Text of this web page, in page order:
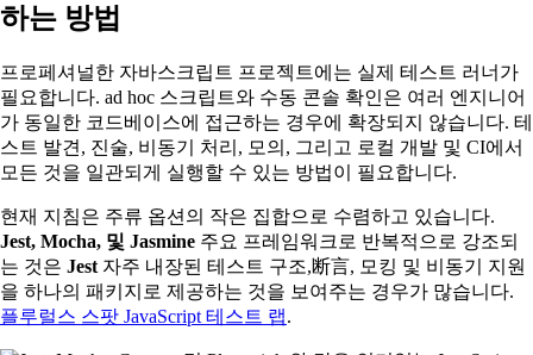
하는 방법
프로페셔널한 자바스크립트 프로젝트에는 실제 테스트 러너가
필요합니다. ad hoc 스크립트와 수동 콘솔 확인은 여러 엔지니어
가 동일한 코드베이스에 접근하는 경우에 확장되지 않습니다. 테
스트 발견, 진술, 비동기 처리, 모의, 그리고 로컬 개발 및 CI에서
모든 것을 일관되게 실행할 수 있는 방법이 필요합니다.
현재 지침은 주류 옵션의 작은 집합으로 수렴하고 있습니다.
Jest, Mocha, 및 Jasmine 주요 프레임워크로 반복적으로 강조되
는 것은 Jest 자주 내장된 테스트 구조,断言, 모킹 및 비동기 지원
을 하나의 패키지로 제공하는 것을 보여주는 경우가 많습니다.
플루럴스 스팟 JavaScript 테스트 랩.